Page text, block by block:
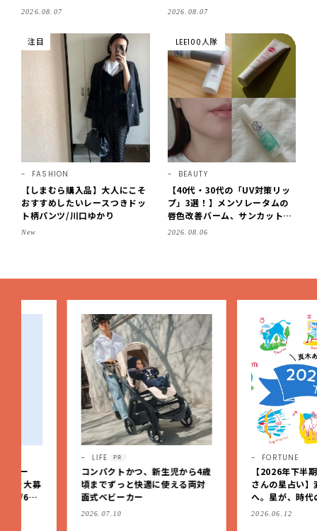
購入も。LEE8・9月号を読んだ
ューvol.6・2026】
2026.08.07
まで営業】
2026.08.07
注目
FASHION
【しまむら購入品】大人にこそ
おすすめしたいレースつきドッ
ト柄パンツ/川口ゆかり
New
LEE100人隊
BEAUTY
【40代・30代の「UV対策リッ
プ」3選！】メンソレータムの
唇色改善バーム、サンカットな
どを「夏の紫外線対策」に愛用
2026.08.06
コンパクトかつ、新生児から4歳
頃までずっと快適に使える両対
面式ベビーカー
FORTUNE
【2026年下半期占い 真木
さんの星占い】変化から定
へ。星が、時代の節目を生
私たちを導く